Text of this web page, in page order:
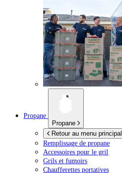
Propane
Propane
Retour au menu principal
Remplissage de propane
Accessoires pour le gril
Grils et fumoirs
Chaufferettes portatives